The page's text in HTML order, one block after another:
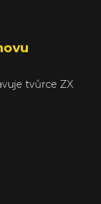
tvůrce ZX